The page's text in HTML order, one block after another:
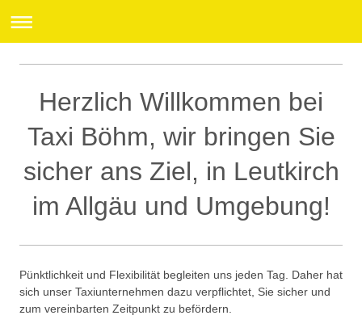
Herzlich Willkommen bei
Taxi Böhm, wir bringen Sie
sicher ans Ziel, in Leutkirch
im Allgäu und Umgebung!
Pünktlichkeit und Flexibilität begleiten uns jeden Tag. Daher hat
sich unser Taxiunternehmen dazu verpflichtet, Sie sicher und
zum vereinbarten Zeitpunkt zu befördern.